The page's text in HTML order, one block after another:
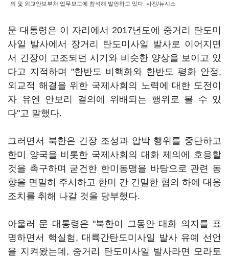
의 및 외교안보부처 업무보고에 참석해 발언하고 있다. 사진/뉴시스
문 대통령은 이 자리에서 2017년도에 중거리 탄도미
사일 발사에서 장거리 탄도미사일 발사로 이어지면
서 긴장이 고조되던 시기와 비슷한 양상을 보이고 있
다고 지적하며 "한반도 비핵화와 한반도 평화 안정,
외교적 해결을 위한 국제사회의 노력에 대한 도전이
자 유엔 안보리 결의에 위배되는 행위로 볼 수 있
다"고 말했다.
그러면서 북한은 긴장 조성과 압박 행위를 중단하고
한미 양국을 비롯한 국제사회의 대화 제의에 호응할
것을 촉구하며 굳건한 한미동맹을 바탕으로 관련 동
향을 면밀히 주시하고 한미 간 긴밀한 협의 하에 대응
조치를 취해 나갈 것을 당부했다.
아울러 문 대통령은 "북한이 그동안 대화 의지를 표
명하면서 핵실험, 대륙간탄도미사일 발사 유예 선언
을 지켜왔는데, 중거리 탄도미사일 발사라면 모라토